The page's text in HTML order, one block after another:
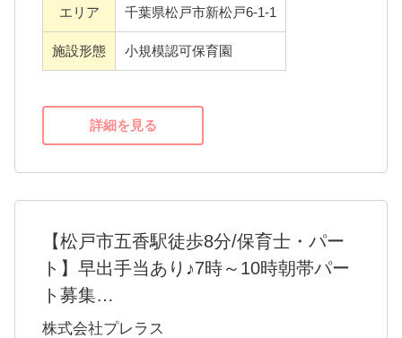
子育て中の女性が幅広く活躍しており、社員
からの意見を受け入れ、働きやすい環境づく
りを目指しています。
エリア 千葉県松戸市新松戸6-1-1
施設形態 小規模認可保育園
詳細を見る
【松戸市五香駅徒歩8分/保育士・パー
ト】早出手当あり♪7時～10時朝帯パー
ト募集
＜ここりの森保育園 五香＞
株式会社プレラス